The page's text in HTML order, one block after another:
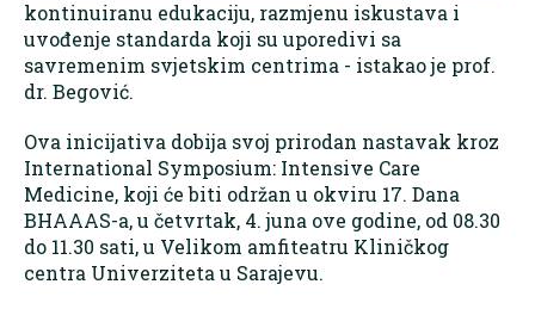
kontinuiranu edukaciju, razmjenu iskustava i
uvođenje standarda koji su uporedivi sa
savremenim svjetskim centrima - istakao je prof.
dr. Begović.
Ova inicijativa dobija svoj prirodan nastavak kroz
International Symposium: Intensive Care
Medicine, koji će biti održan u okviru 17. Dana
BHAAAS-a, u četvrtak, 4. juna ove godine, od 08.30
do 11.30 sati, u Velikom amfiteatru Kliničkog
centra Univerziteta u Sarajevu.